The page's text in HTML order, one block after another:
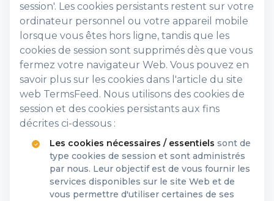
session'. Les cookies persistants restent sur votre
ordinateur personnel ou votre appareil mobile
lorsque vous êtes hors ligne, tandis que les
cookies de session sont supprimés dès que vous
fermez votre navigateur Web. Vous pouvez en
savoir plus sur les cookies dans l'article du site
web TermsFeed. Nous utilisons des cookies de
session et des cookies persistants aux fins
décrites ci-dessous :
Les cookies nécessaires / essentiels sont de
type cookies de session et sont administrés
par nous. Leur objectif est de vous fournir les
services disponibles sur le site Web et de
vous permettre d'utiliser certaines de ses